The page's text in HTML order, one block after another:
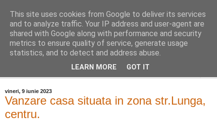
Distinct Imobiliare
Adrian Cocis 0742 129 909 ; Vasile Baciu 0768 440 185
vineri, 9 iunie 2023
Vanzare casa situata in zona str.Lunga,
centru.
This site uses cookies from Google to deliver its services
and to analyze traffic. Your IP address and user-agent are
shared with Google along with performance and security
metrics to ensure quality of service, generate usage
statistics, and to detect and address abuse.
LEARN MORE GOT IT